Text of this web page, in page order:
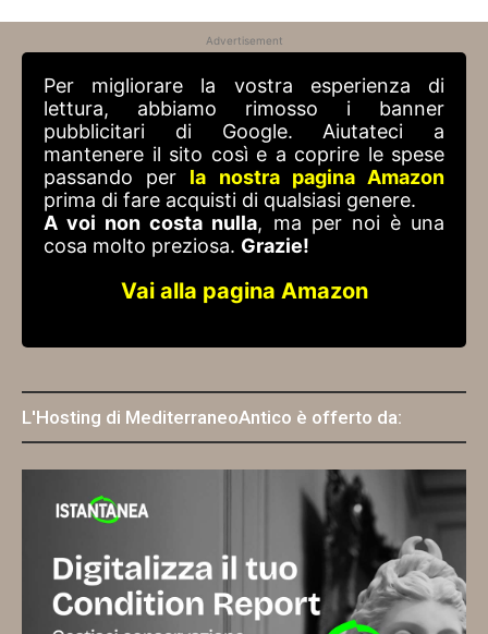
Advertisement
Per migliorare la vostra esperienza di
lettura, abbiamo rimosso i banner
pubblicitari di Google. Aiutateci a
mantenere il sito così e a coprire le spese
passando per la nostra pagina Amazon
prima di fare acquisti di qualsiasi genere.
A voi non costa nulla, ma per noi è una
cosa molto preziosa. Grazie!
Vai alla pagina Amazon
L'Hosting di MediterraneoAntico è offerto da: